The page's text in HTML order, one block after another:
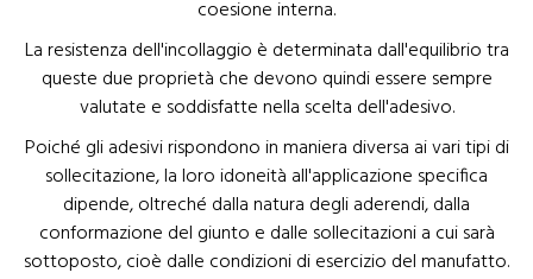
coesione interna.
La resistenza dell'incollaggio è determinata dall'equilibrio tra
queste due proprietà che devono quindi essere sempre
valutate e soddisfatte nella scelta dell'adesivo.
Poiché gli adesivi rispondono in maniera diversa ai vari tipi di
sollecitazione, la loro idoneità all'applicazione specifica
dipende, oltreché dalla natura degli aderendi, dalla
conformazione del giunto e dalle sollecitazioni a cui sarà
sottoposto, cioè dalle condizioni di esercizio del manufatto.